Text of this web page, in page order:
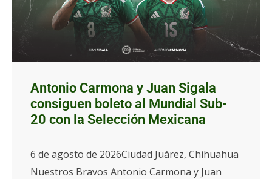
Antonio Carmona y Juan Sigala
consiguen boleto al Mundial Sub-
20 con la Selección Mexicana
6 de agosto de 2026Ciudad Juárez, Chihuahua
Nuestros Bravos Antonio Carmona y Juan